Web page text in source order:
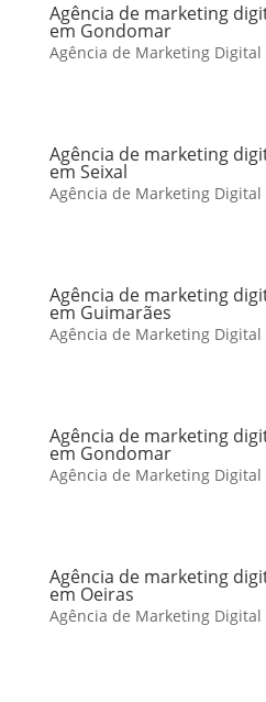
Agência de marketing
em Gondomar
Agência de Marketing Digital
Agência de marketing
em Seixal
Agência de Marketing Digital
Agência de marketing
em Guimarães
Agência de Marketing Digital
Agência de marketing
em Gondomar
Agência de Marketing Digital
Agência de marketing
em Oeiras
Agência de Marketing Digital